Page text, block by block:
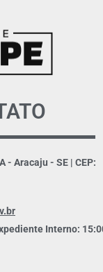
- Aracaju - SE | CEP:
Interno: